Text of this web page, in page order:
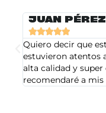
JUAN PÉREZ

Quiero decir que
estuvieron atentos
alta calidad y
recomendaré a mis